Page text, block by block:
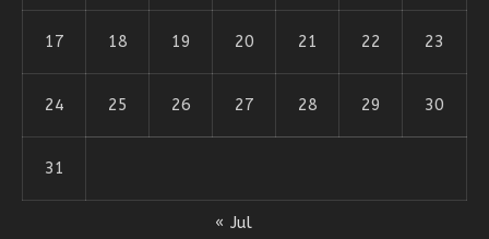
17 18 19 20 21 22 23
24 25 26 27 28 29 30
31
« Jul